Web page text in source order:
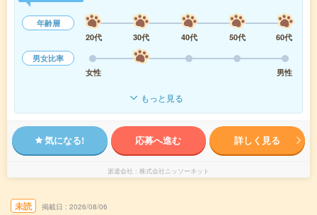
年齢層
20代
30代 40代 50代
60代
男女比率
女性
男性
もっと見る
気になる! 応募へ進む 詳しく見る
派遣会社 株式会社ニッソーネット
未読 掲載日 2026/08/06